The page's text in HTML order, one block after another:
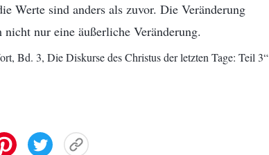
Werte sind anders als zuvor. Die Veränderung
nur eine äußerliche Veränderung.
Bd. 3, Die Diskurse des Christus der letzten Tage: Teil 3“